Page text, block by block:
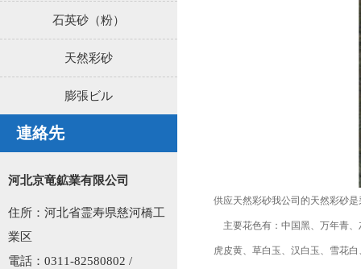
石英砂（粉）
天然彩砂
膨張ビル
連絡先
河北京竜鉱業有限公司
住所：河北省霊寿県慈河橋工
業区
電話：0311-82580802 /
供应天然彩砂我公司的天然彩砂
主要花色有：中国黑、万年青、
虎皮黄、草白玉、汉白玉、雪花